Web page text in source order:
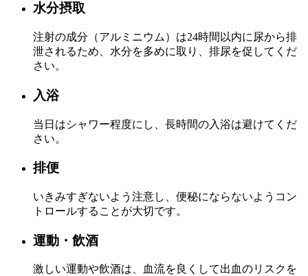
水分摂取
注射の成分（アルミニウム）は24時間以内に尿から排
泄されるため、水分を多めに取り、排尿を促してくだ
さい。
入浴
当日はシャワー程度にし、長時間の入浴は避けてくだ
さい。
排便
いきみすぎないよう注意し、便秘にならないようコン
トロールすることが大切です。
運動・飲酒
激しい運動や飲酒は、血流を良くして出血のリスクを